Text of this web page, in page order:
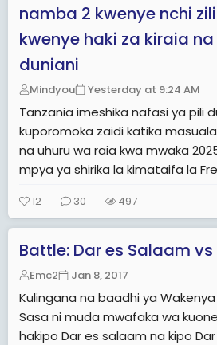
namba 2 kwenye nchi
kwenye haki za kiraia
duniani
Mindyou Yesterday at 9:24 AM
Tanzania imeshika nafasi ya pili
kuporomoka zaidi katika
na uhuru wa raia kwa mwaka
mpya ya shirika la kimataifa la
12 30 497
Battle: Dar es Salaam
Emc2 Jan 8, 2017
Kulingana na baadhi ya
Sasa ni muda mwafaka wa
hakipo Dar es salaam na kipo